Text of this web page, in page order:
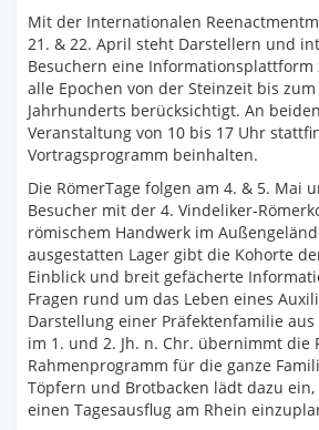
Mit der Internationalen
21. & 22. April steht Darstellern und
Besuchern eine Informationsplattform
alle Epochen von der Steinzeit bis zum
Jahrhunderts berücksichtigt. An
Veranstaltung von 10 bis 17 Uhr
Vortragsprogramm beinhalten.
Die RömerTage folgen am 4. & 5. Mai
Besucher mit der 4. Vindeliker-
römischem Handwerk im
ausgestatten Lager gibt die Kohorte
Einblick und breit gefächerte
Fragen rund um das Leben eines
Darstellung einer Präfektenfamilie aus
im 1. und 2. Jh. n. Chr. übernimmt die
Rahmenprogramm für die ganze
Töpfern und Brotbacken lädt dazu
einen Tagesausflug am Rhein